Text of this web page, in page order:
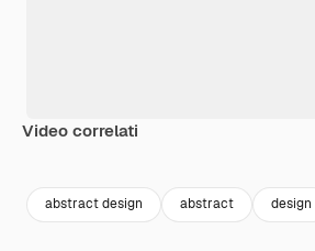
Video correlati
abstract design abstract design